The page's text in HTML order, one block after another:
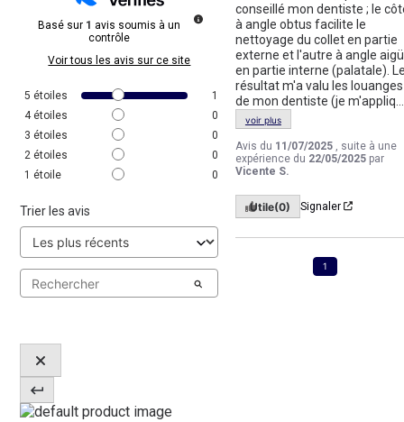
Basé sur 1 avis soumis à un
contrôle
Voir tous les avis sur ce site
5 étoiles
1
4 étoiles
0
3 étoiles
0
2 étoiles
0
1 étoile 0
Trier les avis
conseillé mon dentiste ; le
à angle obtus facilite le
nettoyage du collet en partie
externe et l'autre à angle aigü
en partie interne (palatale).
résultat m'a valu les louanges
de mon dentiste (je m'appliq
voir plus
Avis du 11/07/2025
, suite à une
expérience du 22/05/2025 par
Vicente S.
Utile(0) Signaler
1